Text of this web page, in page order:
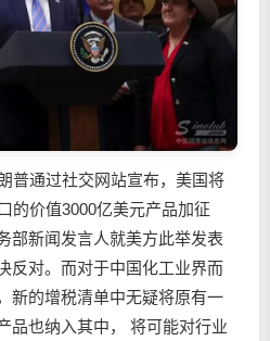
通过社交网站宣布，美国将
的价值3000亿美元产品加征
部新闻发言人就美方此举发表
反对。而对于中国化工业界而
新的增税清单中无疑将原有一
品也纳入其中， 将可能对行业